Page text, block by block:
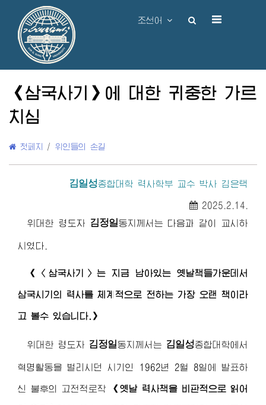
조선어
《삼국사기》에 대한 귀중한 가르
치심
첫페지 / 위인들의 손길
김일성종합대학 력사학부 교수 박사 김은택
2025.2.14.
위대한
령도자 김정일동지께서 는 다음과 같이 교시하
시였다.
《〈삼국사기〉는 지금 남아있는 옛날책들가운데서
삼국시기의 력사를 체계적으로 전하는 가장 오랜 책이라
고 볼수 있습니다.》
위대한 령도자 김정일동지께서 는 김일성종합대학에서
혁명활동을 벌리시던 시기인 1962년 2월 8일에 발표하
신 불후의 고전적로작 《옛날 력사책을 비판적으로 읽어